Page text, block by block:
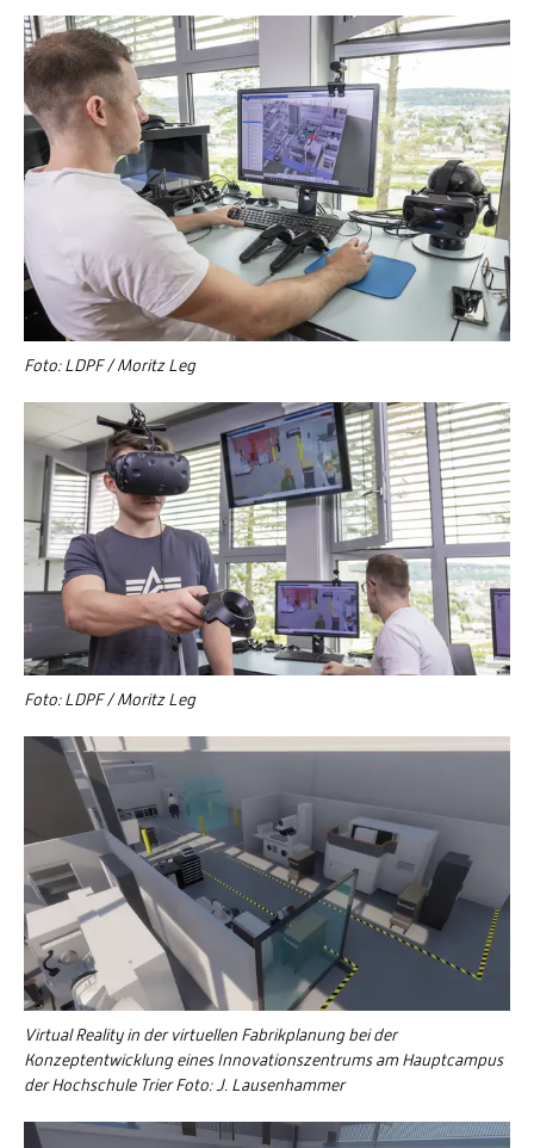
Foto: LDPF / Moritz Leg
Foto: LDPF / Moritz Leg
Virtual Reality in der virtuellen Fabrikplanung bei der
Konzeptentwicklung eines Innovationszentrums am Hauptcampus
der Hochschule Trier Foto: J. Lausenhammer